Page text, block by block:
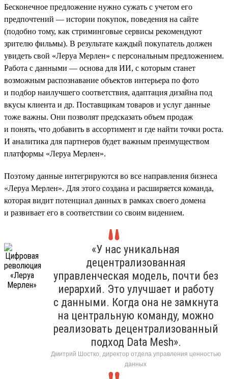
Бесконечное предложение нужно сужать с учетом его
предпочтений — истории покупок, поведения на сайте
(подобно тому, как стриминговые сервисы рекомендуют
зрителю фильмы). В результате каждый покупатель должен
увидеть свой «Леруа Мерлен» с персональным предложением.
Работа с данными — основа для ИИ, с которым станет
возможным распознавание объектов интерьера по фото
и подбор наилучшего соответствия, адаптация дизайна под
вкусы клиента и др. Поставщикам товаров и услуг данные
тоже важны. Они позволят предсказать объем продаж
и понять, что добавить в ассортимент и где найти точки роста.
И аналитика для партнеров будет важным преимуществом
платформы «Леруа Мерлен».
Поэтому данные интегрируются во все направления бизнеса
«Леруа Мерлен». Для этого создана и расширяется команда,
которая видит потенциал данных в рамках своего домена
и развивает его в соответствии со своим видением.
«У нас уникальная
децентрализованная
управленческая модель, почти без
иерархий. Это улучшает и работу
с данными. Когда она не замкнута
на центральную команду, можно
реализовать децентрализованный
подход Data Mesh».
Дмитрий Шостко, директор отдела управления ценностью
данных